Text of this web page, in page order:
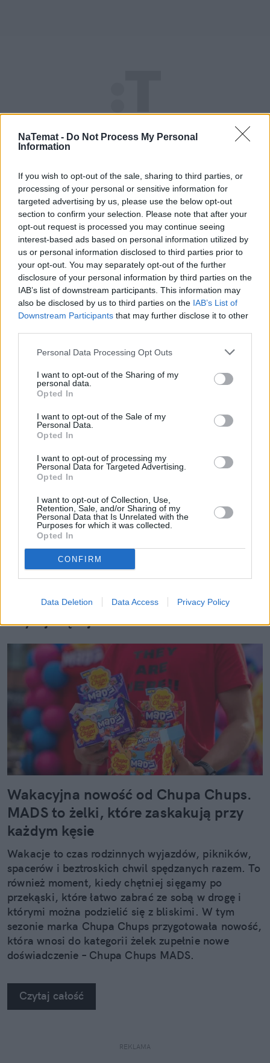
NaTemat - Do Not Process My Personal
Information
If you wish to opt-out of the sale, sharing to third parties, or
processing of your personal or sensitive information for
targeted advertising by us, please use the below opt-out
section to confirm your selection. Please note that after your
opt-out request is processed you may continue seeing
interest-based ads based on personal information utilized by
us or personal information disclosed to third parties prior to
your opt-out. You may separately opt-out of the further
disclosure of your personal information by third parties on the
IAB’s list of downstream participants. This information may
also be disclosed by us to third parties on the IAB’s List of
Downstream Participants that may further disclose it to other
Personal Data Processing Opt Outs
I want to opt-out of the Sharing of my
personal data.
Opted In
I want to opt-out of the Sale of my
Personal Data.
Opted In
I want to opt-out of processing my
Personal Data for Targeted Advertising.
Opted In
I want to opt-out of Collection, Use,
Retention, Sale, and/or Sharing of my
Personal Data that Is Unrelated with the
Purposes for which it was collected.
Opted In
CONFIRM
Data Deletion Data Access Privacy Policy
Nie przegap żadnej ważnej wiadomości i
obserwuj nas w Google News!
Więcej:
Sporty zimowe Włochy Polska Brazylia
Igrzyska olimpijskie Narty
Zuzanna Tomaszewicz
Napisz do mnie:
zuzanna.tomaszewicz@natemat.pl
Czytaj więcej
Wakacyjna nowość od Chupa Chups.
MADS to żelki, które zaskakują przy
każdym kęsie
Wakacje to czas rodzinnych wyjazdów, pikników,
spacerów i beztroskich chwil spędzanych razem. To
również moment, kiedy chętniej sięgamy po
przekąski, które łatwo zabrać ze sobą w drogę i
którymi można podzielić się z bliskimi. W tym
sezonie marka Chupa Chups przygotowała nowość,
która wnosi do kategorii żelek zupełnie nowe
doświadczenie – Chupa Chups MADS.
Czytaj całość
REKLAMA